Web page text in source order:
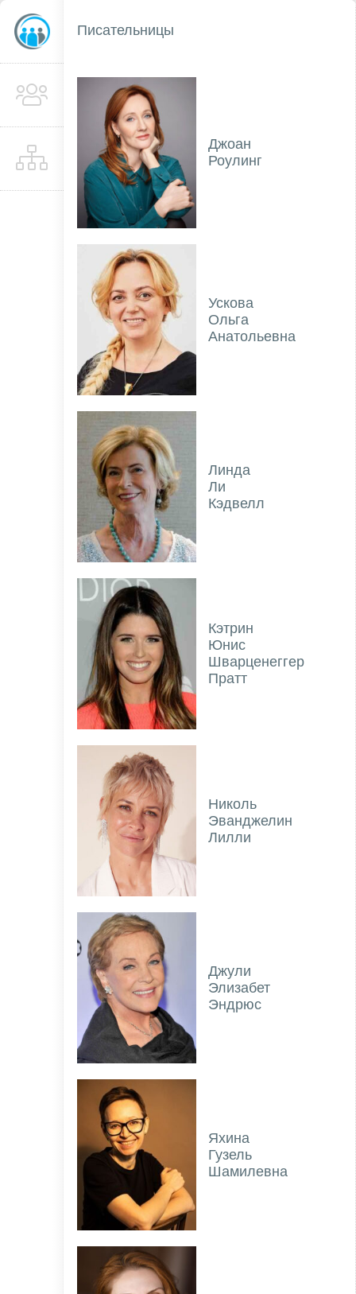
Писательницы
Джоан
Роулинг
Ускова
Ольга
Анатольевна
Линда
Ли
Кэдвелл
Кэтрин
Юнис
Шварценеггер
Пратт
Николь
Эванджелин
Лилли
Джули
Элизабет
Эндрюс
Яхина
Гузель
Шамилевна